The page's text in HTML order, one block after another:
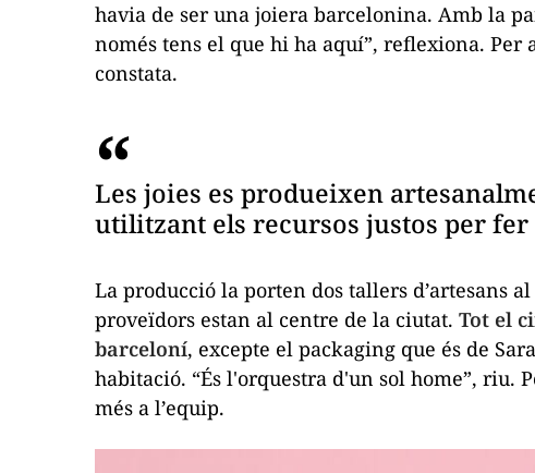
havia de ser una joiera barcelonina. Amb la
només tens el que hi ha aquí”, reflexiona. Per
constata.
Les joies es produeixen
utilitzant els recursos justos per fer
La producció la porten dos tallers d’artesans
proveïdors estan al centre de la ciutat. Tot el
barceloní, excepte el packaging que és de
habitació. “És l'orquestra d'un sol home”, riu.
més a l’equip.